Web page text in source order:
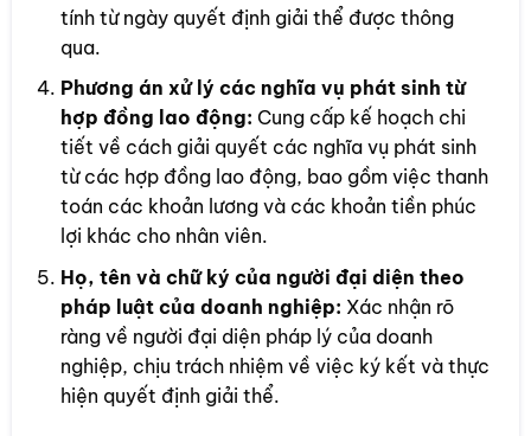
tính từ ngày quyết định giải thể được thông
qua.
Phương án xử lý các nghĩa vụ phát sinh từ
hợp đồng lao động: Cung cấp kế hoạch chi
tiết về cách giải quyết các nghĩa vụ phát sinh
từ các hợp đồng lao động, bao gồm việc thanh
toán các khoản lương và các khoản tiền phúc
lợi khác cho nhân viên.
Họ, tên và chữ ký của người đại diện theo
pháp luật của doanh nghiệp: Xác nhận rõ
ràng về người đại diện pháp lý của doanh
nghiệp, chịu trách nhiệm về việc ký kết và thực
hiện quyết định giải thể.